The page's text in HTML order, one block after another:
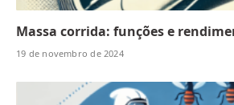
Massa corrida: funções e
19 de novembro de 2024